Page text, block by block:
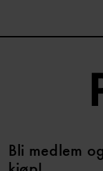
Bli medlem